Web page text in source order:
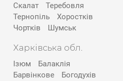
Скалат
Теребовля
Тернопіль
Хоростків
Чортків
Шумськ
Харківська обл.
Ізюм
Балаклія
Барвінкове
Богодухів